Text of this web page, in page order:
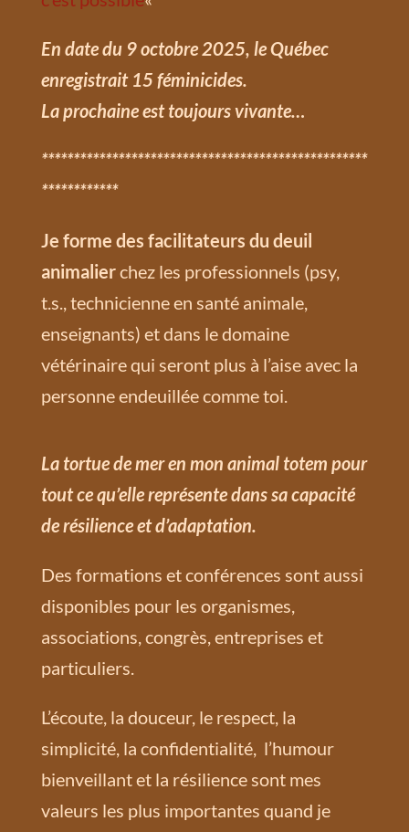
En date du 9 octobre 2025, le Québec
enregistrait 15 féminicides.
La prochaine est toujours vivante…
***************************************************
************
Je forme des facilitateurs du deuil
animalierchez les professionnels (psy,
t.s., technicienne en santé animale,
enseignants) et dans le domaine
vétérinaire qui seront plus à l’aise avec la
personne endeuillée comme toi.
La tortue de mer en mon animal totem pour
tout ce qu’elle représente dans sa capacité
de résilience et d’adaptation.
Des formations et conférences sont aussi
disponibles pour les organismes,
associations, congrès, entreprises et
particuliers.
L’écoute, la douceur, le respect, la
simplicité, la confidentialité, l’humour
bienveillant et la résilience sont mes
valeurs les plus importantes quand je